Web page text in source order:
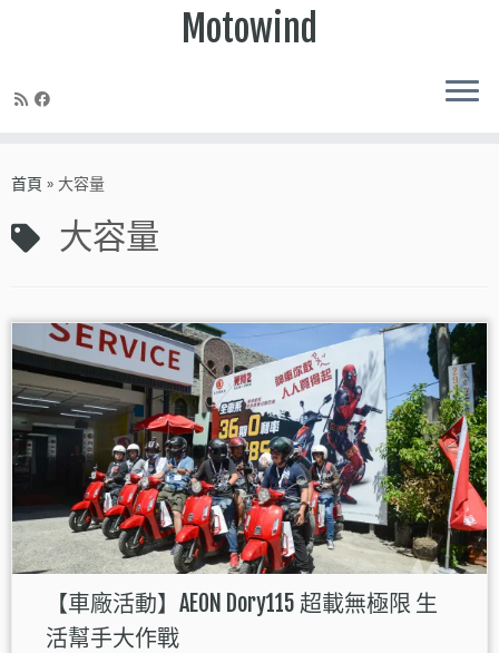
to
Motowind
首頁 » 大容量
大容量
【車廠活動】AEON Dory115 超載無極限 生
活幫手大作戰